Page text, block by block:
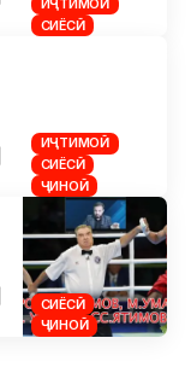
ИҶТИМОӢ
СИЁСӢ
ИҶТИМОӢ
СИЁСӢ
ҶИНОӢ
СИЁСӢ
ҶИНОӢ